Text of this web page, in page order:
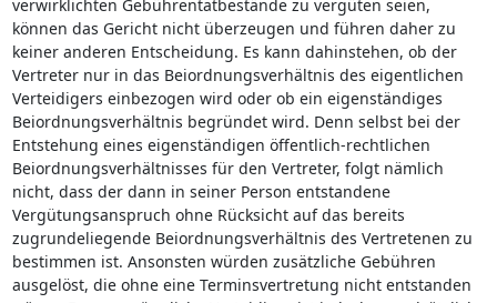
verwirklichten Gebührentatbestände zu vergüten seien,
können das Gericht nicht überzeugen und führen daher zu
keiner anderen Entscheidung. Es kann dahinstehen, ob der
Vertreter nur in das Beiordnungsverhältnis des eigentlichen
Verteidigers einbezogen wird oder ob ein eigenständiges
Beiordnungsverhältnis begründet wird. Denn selbst bei der
Entstehung eines eigenständigen öffentlich-rechtlichen
Beiordnungsverhältnisses für den Vertreter, folgt nämlich
nicht, dass der dann in seiner Person entstandene
Vergütungsanspruch ohne Rücksicht auf das bereits
zugrundeliegende Beiordnungsverhältnis des Vertretenen zu
bestimmen ist. Ansonsten würden zusätzliche Gebühren
ausgelöst, die ohne eine Terminsvertretung nicht entstanden